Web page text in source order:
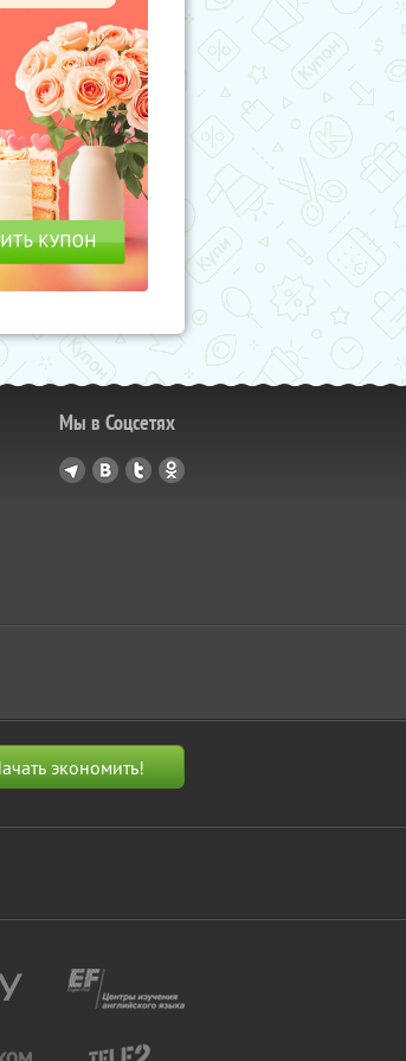
Мы в Соцсетях